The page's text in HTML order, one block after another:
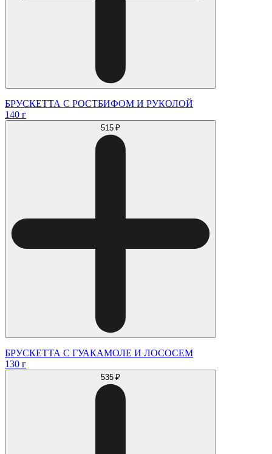
БРУСКЕТТА С РОСТБИФОМ И РУКОЛОЙ
140 г
515 ₽
БРУСКЕТТА С ГУАКАМОЛЕ И ЛОСОСЕМ
130 г
535 ₽